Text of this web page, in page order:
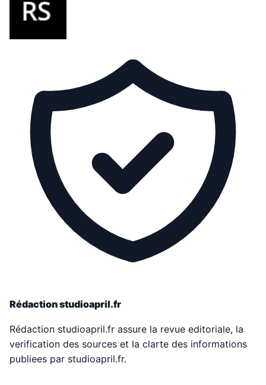
Rédaction studioapril.fr
Rédaction studioapril.fr assure la revue editoriale, la
verification des sources et la clarte des informations
publiees par studioapril.fr.